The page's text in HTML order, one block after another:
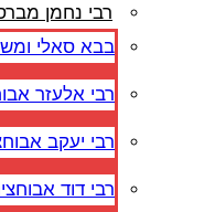
רבי נחמן
בבא סאלי
רבי אלעזר
רבי יעקב
רבי דוד